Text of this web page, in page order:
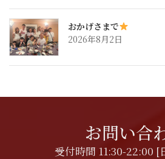
おかげさまで
2026年8月2日
お問い合
受付時間 11:30-22:00 [